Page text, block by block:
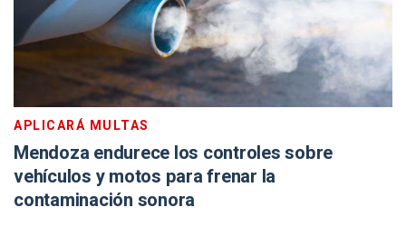
APLICARÁ MULTAS
Mendoza endurece los controles sobre
vehículos y motos para frenar la
contaminación sonora